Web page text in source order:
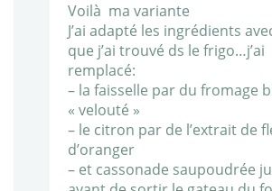
Voilà ma variante
J’ai adapté les ingrédients
que j’ai trouvé ds le frigo…j’ai
remplacé:
– la faisselle par du fromage
« velouté »
– le citron par de l’extrait de
d’oranger
– et cassonade saupoudrée